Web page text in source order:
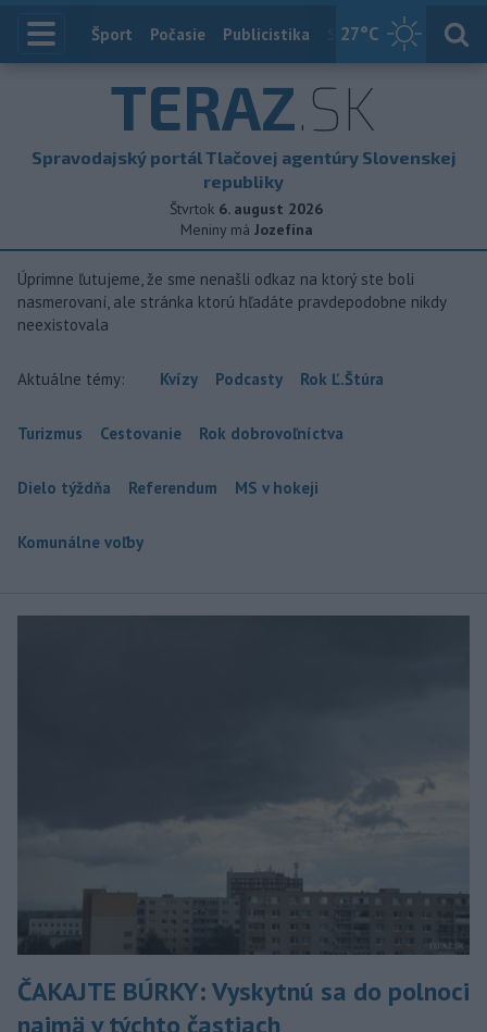
27°C
Index
Šport Počasie Publicistika Slovensko
TERAZ.SK
Spravodajský portál Tlačovej agentúry Slovenskej
republiky
Štvrtok 6. august 2026
Meniny má Jozefína
Úprimne ľutujeme, že sme nenašli odkaz na ktorý ste boli
nasmerovaní, ale stránka ktorú hľadáte pravdepodobne nikdy
neexistovala
Aktuálne témy: Kvízy Podcasty Rok Ľ.Štúra
Turizmus Cestovanie Rok dobrovoľníctva
Dielo týždňa Referendum MS v hokeji
Komunálne voľby
ČAKAJTE BÚRKY: Vyskytnú sa do polnoci
najmä v týchto častiach